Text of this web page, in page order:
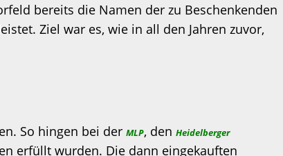
bereits die Namen der zu Beschenkenden
Ziel war es, wie in all den Jahren zuvor,
So hingen bei der MLP, den Heidelberger
erfüllt wurden. Die dann eingekauften